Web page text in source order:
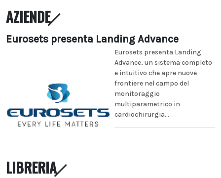
AZIENDE
Eurosets presenta Landing Advance
Eurosets presenta Landing
Advance, un sistema completo
e intuitivo che apre nuove
frontiere nel campo del
monitoraggio
multiparametrico in
cardiochirurgia...
LIBRERIA